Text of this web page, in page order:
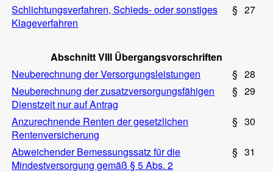
Schlichtungsverfahren, Schieds- oder sonstiges
Klageverfahren
§ 27
Abschnitt VIII Übergangsvorschriften
Neuberechnung der Versorgungsleistungen
§ 28
Neuberechnung der zusatzversorgungsfähigen
Dienstzeit nur auf Antrag
§ 29
Anzurechnende Renten der gesetzlichen
Rentenversicherung
§ 30
Abweichender Bemessungssatz für die
Mindestversorgung gemäß § 5 Abs. 2
§ 31